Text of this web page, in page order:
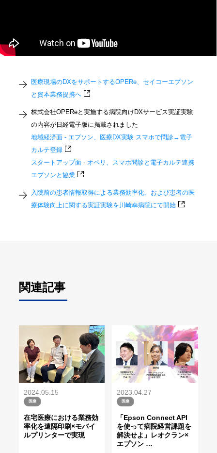
医療現場のDXをサポートするOPERe、セイコーエプソン
と資本業務提携へ
株式会社OPEReと実施する病院向けDXサービス実証実験
の内容が日経電子版に掲載されました
地域経済面 - エプソン、医療DX実験 スマホで問診→電子
カルテ登録
スタートアップ面 - オペリ、スマホ問診と電子カルテ連携
エプソンと協業
入院前の患者情報取得による業務効率化、および患者の医
療体験向上に関する実証実験を川崎幸病院にて開始
関連記事
2024.05.15
医療
在宅医療における業務効
率化を遠隔印刷×モバイ
ルプリンターで実現
2023.04.27
医療
「Epson Connect API
を使って病院経営課題を
解決せよ」レオクラン×
エプソン …